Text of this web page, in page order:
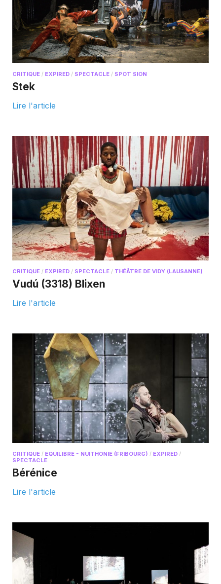
CRITIQUE / EXPIRED / SPECTACLE / SPOT SION
Stek
Lire l'article
CRITIQUE / EXPIRED / SPECTACLE / THÉÂTRE DE VIDY (LAUSANNE)
Vudú (3318) Blixen
Lire l'article
CRITIQUE / EQUILIBRE - NUITHONIE (FRIBOURG) / EXPIRED /
SPECTACLE
Bérénice
Lire l'article